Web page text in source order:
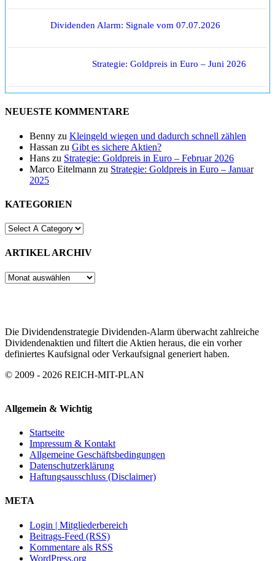
Dividenden Alarm: Signale vom 07.07.2026
Strategie: Goldpreis in Euro – Juni 2026
NEUESTE KOMMENTARE
Benny zu Kleingeld wiegen und dadurch schnell zählen
Hassan zu Gibt es sichere Aktien?
Hans zu Strategie: Goldpreis in Euro – Februar 2026
Marco Eitelmann zu Strategie: Goldpreis in Euro – Januar
2025
KATEGORIEN
ARTIKEL ARCHIV
ARTIKEL
Die Dividendenstrategie Dividenden-Alarm überwacht zahlreiche
Dividendenaktien und filtert die Aktien heraus, die ein vorher
definiertes Kaufsignal oder Verkaufsignal generiert haben.
© 2009 - 2026 REICH-MIT-PLAN
Allgemein & Wichtig
Startseite
Impressum & Kontakt
Allgemeine Geschäftsbedingungen
Datenschutzerklärung
Haftungsausschluss (Disclaimer)
META
Login | Mitgliederbereich
Beitrags-Feed (RSS)
Kommentare als RSS
WordPress.org